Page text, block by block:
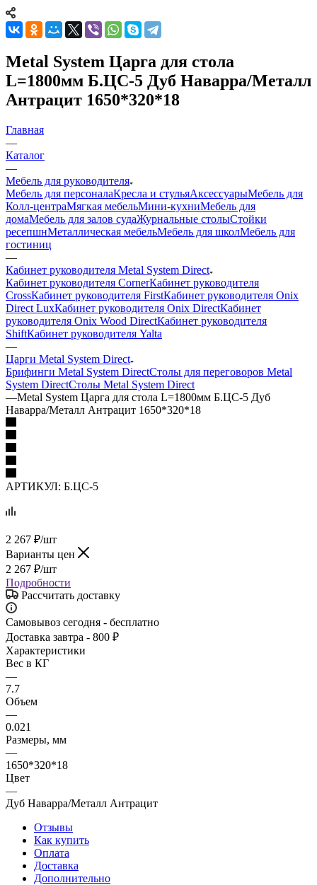
Metal System Царга для стола
L=1800мм Б.ЦС-5 Дуб Наварра/Металл
Антрацит 1650*320*18
Главная
—
Каталог
—
Мебель для руководителя
Мебель для персоналаКресла и стульяАксессуарыМебель для
Колл-центраМягкая мебельМини-кухниМебель для
домаМебель для залов судаЖурнальные столыСтойки
ресепшнМеталлическая мебельМебель для школМебель для
гостиниц
—
Кабинет руководителя Metal System Direct
Кабинет руководителя CornerКабинет руководителя
CrossКабинет руководителя FirstКабинет руководителя Onix
Direct LuxКабинет руководителя Onix DirectКабинет
руководителя Onix Wood DirectКабинет руководителя
ShiftКабинет руководителя Yalta
—
Царги Metal System Direct
Брифинги Metal System DirectСтолы для переговоров Metal
System DirectСтолы Metal System Direct
—Metal System Царга для стола L=1800мм Б.ЦС-5 Дуб
Наварра/Металл Антрацит 1650*320*18
АРТИКУЛ: Б.ЦС-5
2 267 ₽/шт
Варианты цен
2 267 ₽/шт
Подробности
Рассчитать доставку
Самовывоз сегодня - бесплатно
Доставка завтра - 800 ₽
Характеристики
Вес в КГ
—
7.7
Объем
—
0.021
Размеры, мм
—
1650*320*18
Цвет
—
Дуб Наварра/Металл Антрацит
Отзывы
Как купить
Оплата
Доставка
Дополнительно